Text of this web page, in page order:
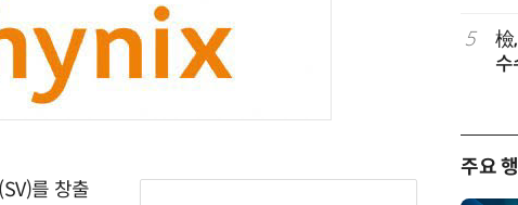
를 창출
10
소프트피브이·성균관대, 실내용 3차
원 구형 태양전지 IEC 국제표준 개발
과제 공식 승인
5
檢
주요